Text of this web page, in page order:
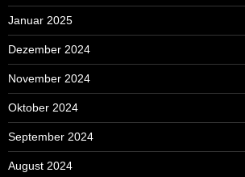
Januar 2025
Dezember 2024
November 2024
Oktober 2024
September 2024
August 2024